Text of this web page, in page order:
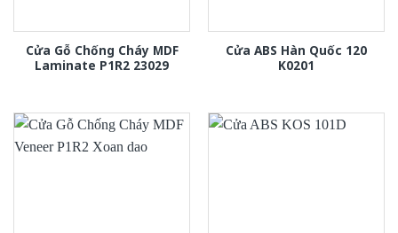
Cửa Gỗ Chống Cháy MDF
Laminate P1R2 23029
Cửa ABS Hàn Quốc 120
K0201